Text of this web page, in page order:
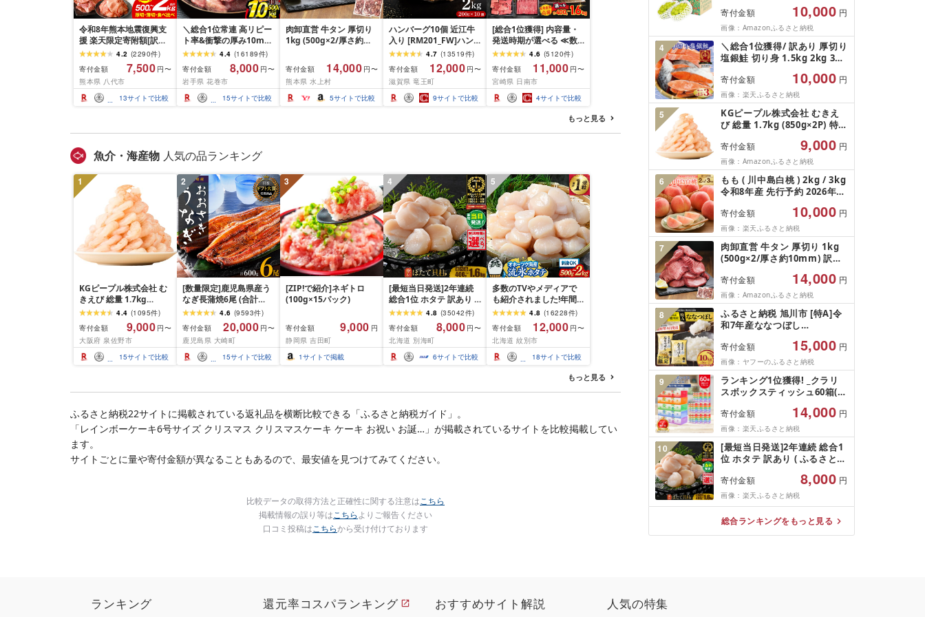
令和8年熊本地震復興支
援 楽天限定寄附額[訳あ
り]牛タン 500g〜2kg 肉
牛肉 訳あり 牛タン 冷凍
小分け 厚切り 薄切り 食
べ比べ 500g 1kg 1.5kg
2kg 牛 人気 ビーフ 牛た
ん ふるさと納税 ランキ
4.2 (2290件)
寄付金額
7,500 円〜
熊本県 八代市
13サイトで比較
＼総合1位常連 高リピー
ト率&衝撃の厚み10mm
厚切り牛タン 塩味/ ≪ス
ピード発送!!10営業日以
内発送≫ 選べる内容量
500g / 1kg 定期便 毎月
届く 牛肉 肉 BBQ ふるさ
と 人気 ランキング 岩手
4.4 (16189件)
寄付金額
8,000 円〜
岩手県 花巻市
15サイトで比較
肉卸直営 牛タン 厚切り
1kg (500g×2/厚さ約
牛肉 焼肉 冷凍 スライス
業務用 バーベキュー
BBQ おつまみ ギフト お
祝い お中元 夏ギフト
寄付金額 14,000 円〜
熊本県 水上村
5サイトで比較
ハンバーグ10個 近江牛
入り [RM201_FW]ハン
バーグ
4.7 (13519件)
寄付金額
12,000 円〜
滋賀県 竜王町
9サイトで比較
[総合1位獲得] 内容量・
発送時期が選べる ≪数
量限定≫ 宮崎牛 赤身 ス
ライス 焼肉 国産 肉 牛肉
薄切り 黒毛和牛 A4 A5
人気 小分け 焼き肉 すき
焼き しゃぶしゃぶ 牛丼
BBQ ギフト 贈り物 おす
すめ 畜産農家応援 ミヤ
4.6 (5120件)
寄付金額
11,000 円〜
宮崎県 日南市
4サイトで比較
もっと見る
魚介・海産物 人気の品ランキング
1
KGピープル株式会社 む
きえび 総量 1.7kg
(850g×2P) 特大 5Lサイ
ズ バナメイエビ バラ凍
結 下処理不要 サイズ不
揃い 訳あり
4.4 (1095件)
寄付金額
9,000 円〜
大阪府 泉佐野市
15サイトで比較
2
[数量限定]鹿児島県産う
なぎ長蒲焼6尾 (合計
600g以上)4.6 (9593件)
寄付金額
20,000 円〜
鹿児島県 大崎町
15サイトで比較
3
[ZIP!で紹介]ネギトロ
(100g×15パック)
寄付金額 9,000 円
静岡県 吉田町
1サイトで掲載
4
[最短当日発送]2年連続
総合1位 ホタテ 訳あり (
ふるさと納税 ほたて ふ
るさと納税 訳あり 帆立
ふるさと わけあり ホタ
テ貝柱 貝 人気 不揃い 刺
身 規格外 魚介 ランキン
グ 海鮮 冷凍 発送時期が
4.8 (35042件)
寄付金額
8,000 円〜
北海道 別海町
6サイトで比較
5
多数のTVやメディアで
も紹介されました!年間
総合ランキング4年連続1
位!北海道オホーツク海
産ホタテ玉冷 | ホタテ
ほたて hotate 帆立 貝柱
刺身 冷凍 貝 訳あり わけ
あり ワケアリ 大粒 サイ
ズ不揃い バラエティ 選
4.8 (16228件)
寄付金額
12,000 円〜
北海道 紋別市
18サイトで比較
もっと見る
ふるさと納税22サイトに掲載されている返礼品を横断比較できる「ふるさと納税ガイド」。
「レインボーケーキ6号サイズ クリスマス クリスマスケーキ ケーキ お祝い お誕…」が掲載されているサイトを比較掲載してい
ます。
サイトごとに量や寄付金額が異なることもあるので、最安値を見つけてみてください。
比較データの取得方法と正確性に関する注意はこちら
掲載情報の誤り等はこちらよりご報告ください
口コミ投稿はこちらから受け付けております
日)から10月下旬までの発送)
フルーツ ぶどう 果物 山梨県
産 2026 旬 大粒 高級 ブドウ
葡萄 富士吉田市
寄付金額 10,000 円
画像：Amazonふるさと納税
4
＼総合1位獲得/ 訳あり 厚切り
塩銀鮭 切り身 1.5kg 2kg 3kg
さけ しゃけ サーモン 魚 魚介
類 魚介 魚貝 水産 海鮮 海産物
冷凍 厚切 肉 厚 塩鮭 銀鮭 ふ
るさと 送料無料 切身 規格外
千葉県 銚子市 銚子東洋
寄付金額 10,000 円
画像：楽天ふるさと納税
5
KGピープル株式会社 むきえ
び 総量 1.7kg (850g×2P) 特大
凍結 下処理不要 サイズ不揃い
訳あり
寄付金額 9,000 円
画像：Amazonふるさと納税
6
もも ( 川中島白桃 ) 2kg / 3kg
令和8年産 先行予約 2026年
ツ 秀品 のし 贈答 ギフト おす
そ分け 期間限定 冷蔵便 送料
無料 産地直送 お取り寄せ [ 山
形県 天童市 ]
寄付金額 10,000 円
画像：楽天ふるさと納税
7
肉卸直営 牛タン 厚切り 1kg
(500g×2/厚さ約10mm) 訳あ
ライス 業務用 バーベキュー
BBQ おつまみ ギフト お祝い
お中元 夏ギフト
寄付金額 14,000 円
画像：Amazonふるさと納税
8
ふるさと納税 旭川市 [特A]令
和7年産ななつぼし
お米[さとふる限定]_05957
寄付金額 15,000 円
画像：ヤフーのふるさと納税
9
ランキング1位獲得! _クラリ
スボックスティッシュ60箱(1
セット)_ ティッシュ ティッシ
ュペーパー 日用品 常備品 生
活用品 まとめ買い [配送不可
地域:離島・沖縄県]
寄付金額 14,000 円
画像：楽天ふるさと納税
10
[最短当日発送]2年連続 総合1
位 ホタテ 訳あり ( ふるさと納
り 帆立 ふるさと わけあり ホ
タテ貝柱 貝 人気 不揃い 刺身
規格外 魚介 ランキング 海鮮
冷凍 発送時期が選べる 北海道
別海町 )(クラウドファンディ
寄付金額 8,000 円
画像：楽天ふるさと納税
総合ランキングをもっと見る
ランキング 還元率コスパランキング おすすめサイト解説 人気の特集